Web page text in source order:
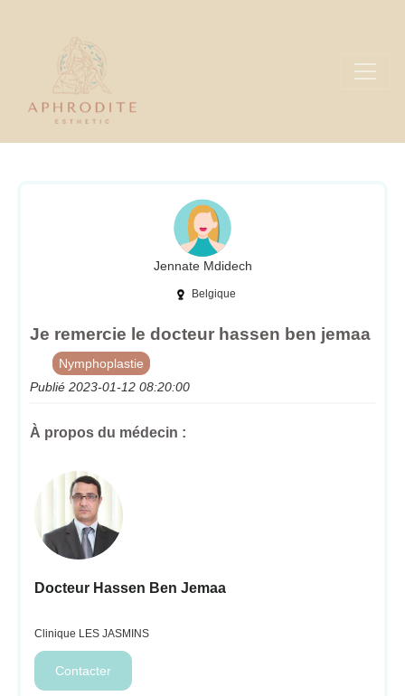
Jennate Mdidech
Belgique
Je remercie le docteur hassen ben jemaa
Nymphoplastie
Publié 2023-01-12 08:20:00
À propos du médecin :
Docteur Hassen Ben Jemaa
Clinique LES JASMINS